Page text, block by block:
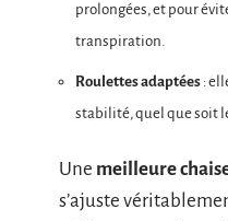
prolongées, et pour
transpiration.
Roulettes adaptées :
stabilité, quel que soit
Une meilleure
s’ajuste